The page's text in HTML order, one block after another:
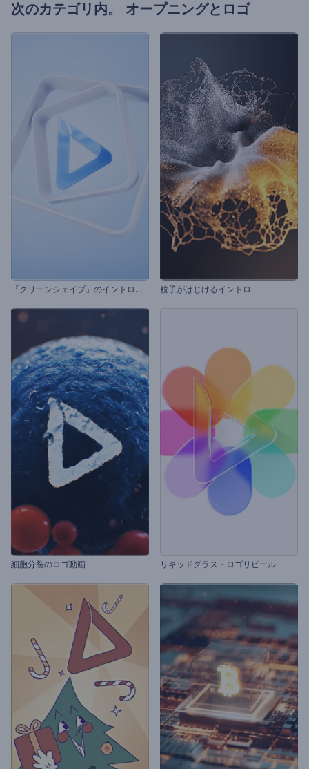
次のカテゴリ内。 オープニングとロゴ
「
クリーンシェイプ」のイントロ動画 粒子がはじけるイントロ
細胞分裂のロゴ動画 リキッドグラス・ロゴリビール